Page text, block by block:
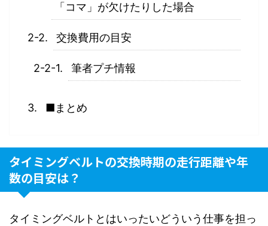
「コマ」が欠けたりした場合
交換費用の目安
筆者プチ情報
■まとめ
タイミングベルトの交換時期の走行距離や年
数の目安は？
タイミングベルトとはいったいどういう仕事を担っ